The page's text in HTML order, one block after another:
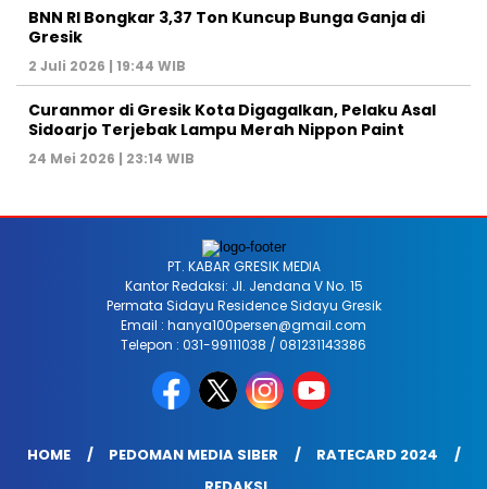
BNN RI Bongkar 3,37 Ton Kuncup Bunga Ganja di
Gresik
Curanmor di Gresik Kota Digagalkan, Pelaku Asal
Sidoarjo Terjebak Lampu Merah Nippon Paint
PT. KABAR GRESIK MEDIA
Kantor Redaksi: Jl. Jendana V No. 15
Permata Sidayu Residence Sidayu Gresik
Email : hanya100persen@gmail.com
Telepon : 031-99111038 / 081231143386